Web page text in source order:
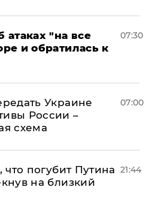
атаках "на все
и обратилась к
07:30
Украине
России –
схема
07:00
что погубит Путина
на близкий
21:44